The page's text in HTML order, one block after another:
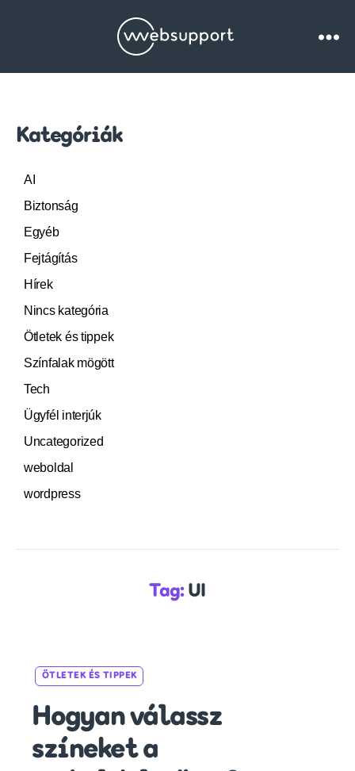
Websupport.hu
Kategóriák
AI
Biztonság
Egyéb
Fejtágítás
Hírek
Nincs kategória
Ötletek és tippek
Színfalak mögött
Tech
Ügyfél interjúk
Uncategorized
weboldal
wordpress
Tag: UI
ÖTLETEK ÉS TIPPEK
Hogyan válassz
színeket a